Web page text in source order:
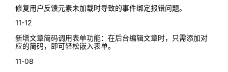
修复用户反馈元素未加载时导致的事件绑定报错问题。
11-12
新增文章简码调用表单功能：在后台编辑文章时，只需添加对
应的简码，即可轻松嵌入表单。
11-08